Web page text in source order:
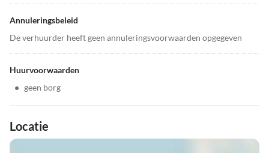
Annuleringsbeleid
De verhuurder heeft geen annuleringsvoorwaarden opgegeven
Huurvoorwaarden
• geen borg
Locatie